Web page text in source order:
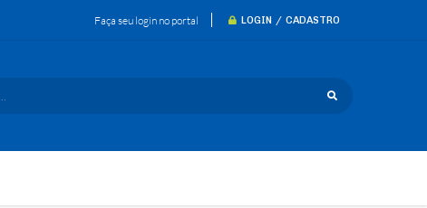
Faça seu login no portal LOGIN / CADASTRO